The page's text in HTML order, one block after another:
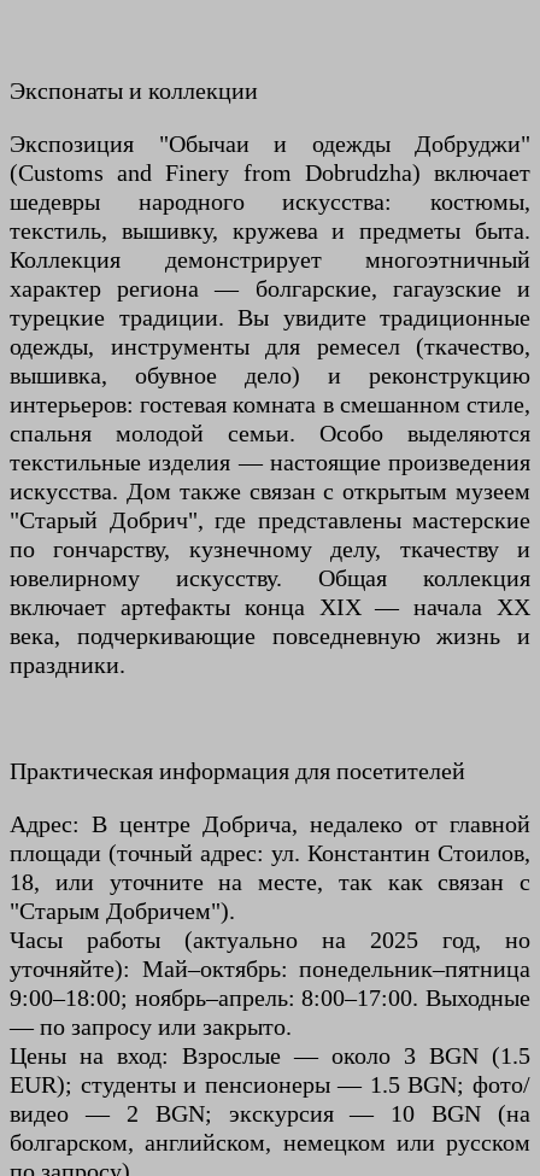
Экспонаты и коллекции
Экспозиция "Обычаи и одежды Добруджи"
(Customs and Finery from Dobrudzha) включает
шедевры народного искусства: костюмы,
текстиль, вышивку, кружева и предметы быта.
Коллекция демонстрирует многоэтничный
характер региона — болгарские, гагаузские и
турецкие традиции. Вы увидите традиционные
одежды, инструменты для ремесел (ткачество,
вышивка, обувное дело) и реконструкцию
интерьеров: гостевая комната в смешанном стиле,
спальня молодой семьи. Особо выделяются
текстильные изделия — настоящие произведения
искусства. Дом также связан с открытым музеем
"Старый Добрич", где представлены мастерские
по гончарству, кузнечному делу, ткачеству и
ювелирному искусству. Общая коллекция
включает артефакты конца XIX — начала XX
века, подчеркивающие повседневную жизнь и
праздники.
Практическая информация для посетителей
Адрес: В центре Добрича, недалеко от главной
площади (точный адрес: ул. Константин Стоилов,
18, или уточните на месте, так как связан с
"Старым Добричем").
Часы работы (актуально на 2025 год, но
уточняйте): Май–октябрь: понедельник–пятница
9:00–18:00; ноябрь–апрель: 8:00–17:00. Выходные
— по запросу или закрыто.
Цены на вход: Взрослые — около 3 BGN (1.5
EUR); студенты и пенсионеры — 1.5 BGN; фото/
видео — 2 BGN; экскурсия — 10 BGN (на
болгарском, английском, немецком или русском